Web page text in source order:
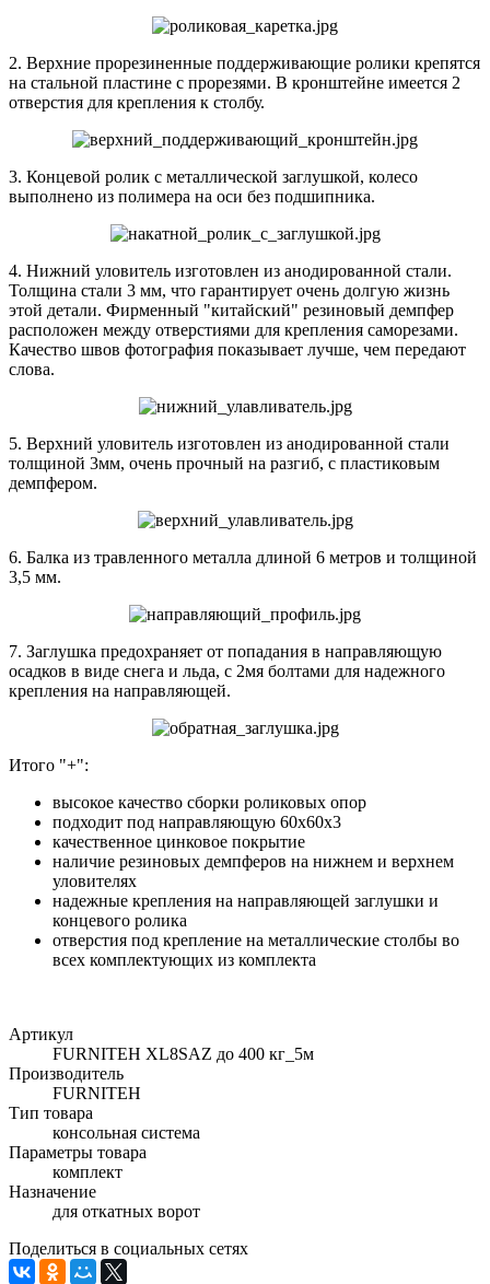
2. Верхние прорезиненные поддерживающие ролики крепятся
на стальной пластине с прорезями. В кронштейне имеется 2
отверстия для крепления к столбу.
3. Концевой ролик с металлической заглушкой, колесо
выполнено из полимера на оси без подшипника.
4. Нижний уловитель изготовлен из анодированной стали.
Толщина стали 3 мм, что гарантирует очень долгую жизнь
этой детали. Фирменный "китайский" резиновый демпфер
расположен между отверстиями для крепления саморезами.
Качество швов фотография показывает лучше, чем передают
слова.
5. Верхний уловитель изготовлен из анодированной стали
толщиной 3мм, очень прочный на разгиб, с пластиковым
демпфером.
6. Балка из травленного металла длиной 6 метров и толщиной
3,5 мм.
7. Заглушка предохраняет от попадания в направляющую
осадков в виде снега и льда, с 2мя болтами для надежного
крепления на направляющей.
Итого "+":
высокое качество сборки роликовых опор
подходит под направляющую 60х60х3
качественное цинковое покрытие
наличие резиновых демпферов на нижнем и верхнем
уловителях
надежные крепления на направляющей заглушки и
концевого ролика
отверстия под крепление на металлические столбы во
всех комплектующих из комплекта
Артикул
FURNITEH XL8SAZ до 400 кг_5м
Производитель
FURNITEH
Тип товара
консольная система
Параметры товара
комплект
Назначение
для откатных ворот
Поделиться в социальных сетях